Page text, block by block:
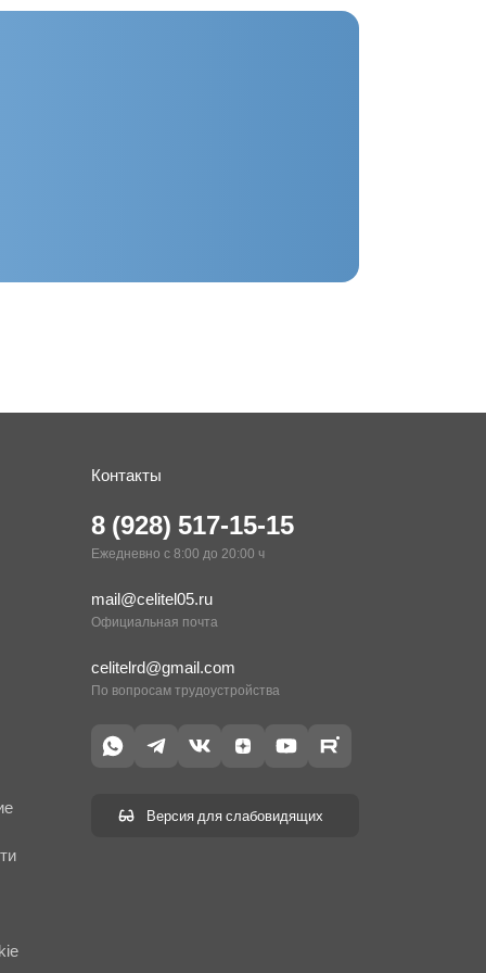
Контакты
8 (928) 517-15-15
Ежедневно с 8:00 до 20:00 ч
mail@celitel05.ru
Официальная почта
celitelrd@gmail.com
По вопросам трудоустройства
Версия для слабовидящих